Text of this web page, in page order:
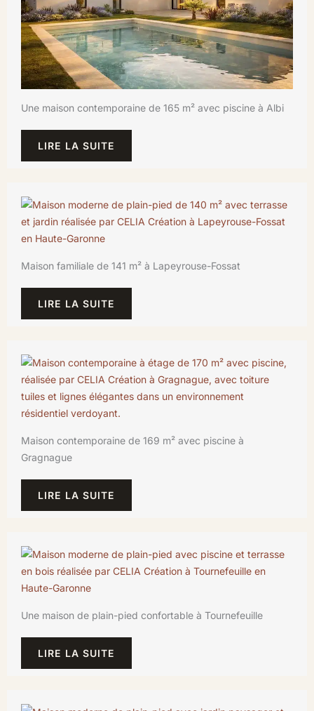
Une maison contemporaine de 165 m² avec piscine à Albi
LIRE LA SUITE
Maison familiale de 141 m² à Lapeyrouse-Fossat
LIRE LA SUITE
Maison contemporaine de 169 m² avec piscine à
Gragnague
LIRE LA SUITE
Une maison de plain-pied confortable à Tournefeuille
LIRE LA SUITE